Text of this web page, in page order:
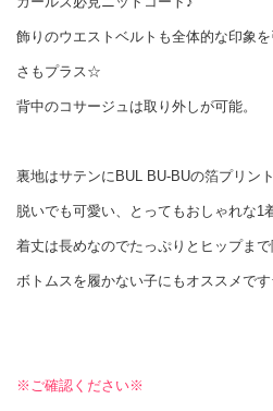
飾りのウエストベルトも全体的な印象
さもプラス☆
背中のコサージュは取り外しが可能。
裏地はサテンにBUL BU-BUの箔プリン
脱いでも可愛い、とってもおしゃれな1
着丈は長めなのでたっぷりとヒップま
ボトムスを履かない子にもオススメで
※ご確認ください※